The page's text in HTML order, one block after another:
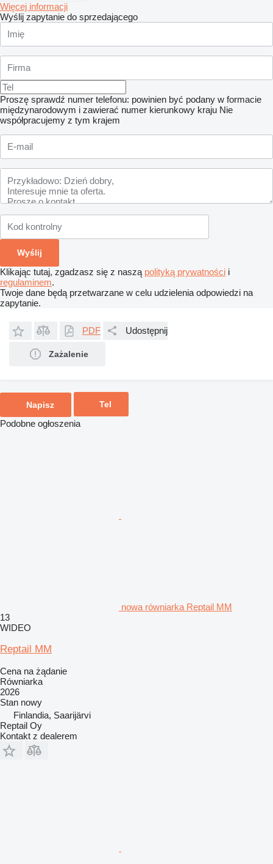
Więcej informacji
Wyślij zapytanie do sprzedającego
Proszę sprawdź numer telefonu: powinien być podany w formacie
międzynarodowym i zawierać numer kierunkowy kraju Nie
współpracujemy z tym krajem
Klikając tutaj, zgadzasz się z naszą polityką prywatności i
regulaminem.
Twoje dane będą przetwarzane w celu udzielenia odpowiedzi na
zapytanie.
PDF Udostępnij
Zażalenie
Napisz Tel
Podobne ogłoszenia
nowa równiarka Reptail MM
13
WIDEO
Reptail MM
Cena na żądanie
Równiarka
2026
Stan nowy
Finlandia, Saarijärvi
Reptail Oy
Kontakt z dealerem